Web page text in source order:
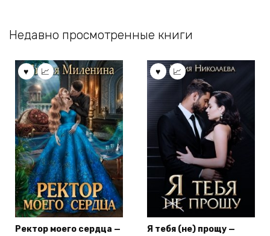
Недавно просмотренные книги
Ректор моего сердца —
Я тебя (не) прощу —